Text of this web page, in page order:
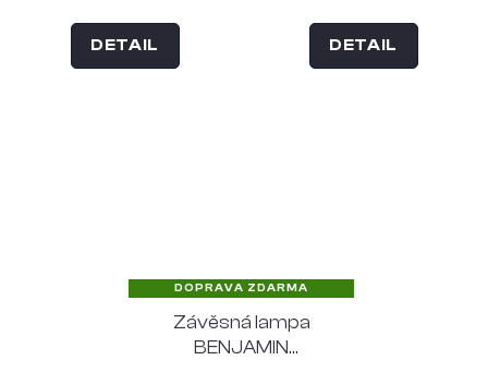
DETAIL DETAIL
DOPRAVA ZDARMA
Závěsná lampa
BENJAMIN